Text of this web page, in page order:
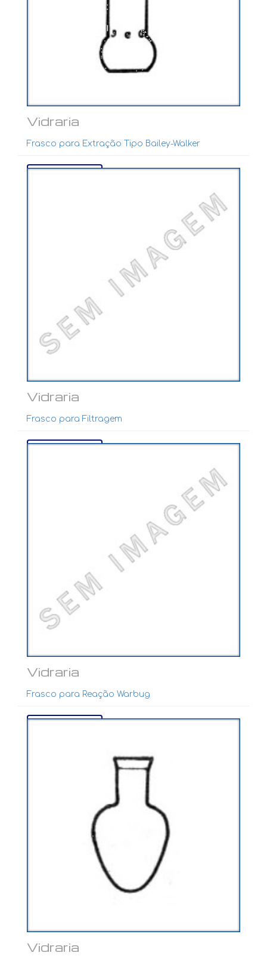
Vidraria
Frasco para Extração Tipo Bailey-Walker
Ver mais...
Vidraria
Frasco para Filtragem
Ver mais...
Vidraria
Frasco para Reação Warbug
Ver mais...
Vidraria